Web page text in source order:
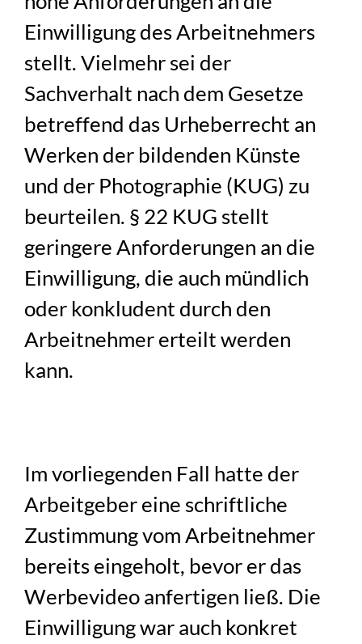
Einwilligung des Arbeitnehmers
stellt. Vielmehr sei der
Sachverhalt nach dem Gesetze
betreffend das Urheberrecht an
Werken der bildenden Künste
und der Photographie (KUG) zu
beurteilen. § 22 KUG stellt
geringere Anforderungen an die
Einwilligung, die auch mündlich
oder konkludent durch den
Arbeitnehmer erteilt werden
kann.
Im vorliegenden Fall hatte der
Arbeitgeber eine schriftliche
Zustimmung vom Arbeitnehmer
bereits eingeholt, bevor er das
Werbevideo anfertigen ließ. Die
Einwilligung war auch konkret